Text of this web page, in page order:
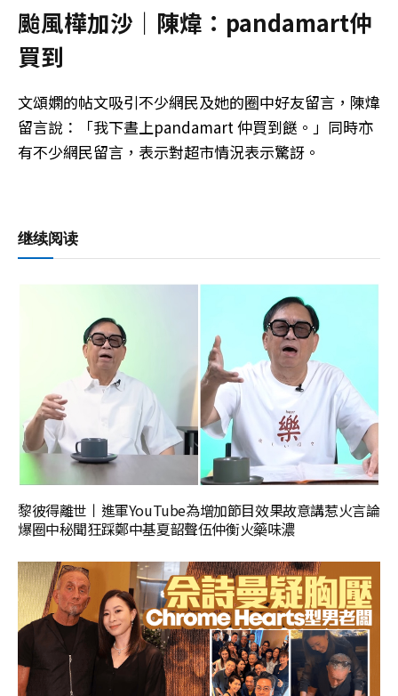
颱風樺加沙｜陳煒：pandamart仲
買到
文頌嫻的帖文吸引不少網民及她的圈中好友留言，陳煒
留言說：「我下晝上pandamart 仲買到餸。」同時亦
有不少網民留言，表示對超市情況表示驚訝。
继续阅读
黎彼得離世丨進軍YouTube為增加節目效果故意講惹火言論
爆圈中秘聞狂踩鄭中基夏韶聲伍仲衡火藥味濃